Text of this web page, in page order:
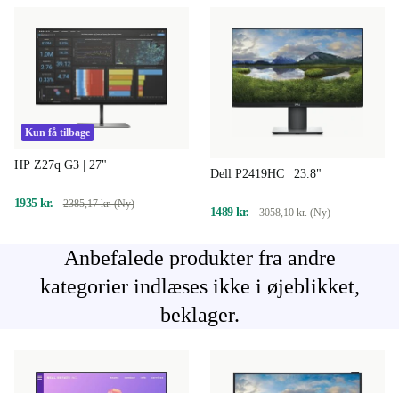
Kun få tilbage
HP Z27q G3 | 27"
1935 kr. 2385,17 kr. (Ny)
Dell P2419HC | 23.8"
1489 kr. 3058,10 kr. (Ny)
Anbefalede produkter fra andre
kategorier indlæses ikke i øjeblikket,
beklager.